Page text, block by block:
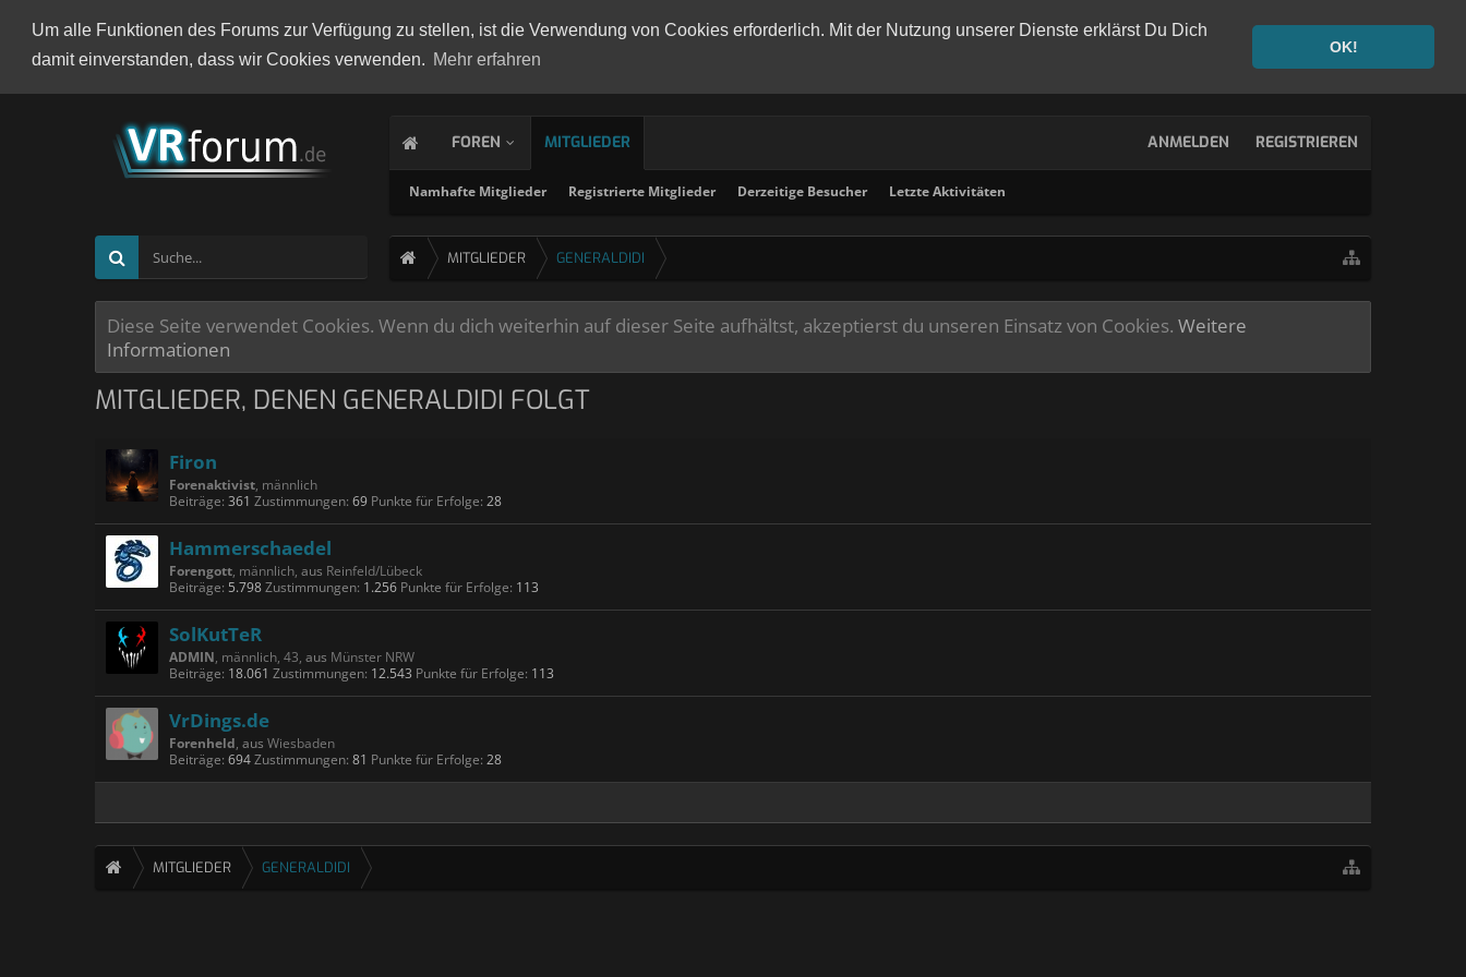
Um alle Funktionen des Forums zur Verfügung zu stellen, ist die Verwendung von Cookies erforderlich. Mit der Nutzung unserer Dienste erklärst Du Dich
damit einverstanden, dass wir Cookies verwenden. Mehr erfahren
OK!
FOREN MITGLIEDER
Namhafte Mitglieder Registrierte Mitglieder Derzeitige Besucher Letzte Aktivitäten
ANMELDEN REGISTRIEREN
MITGLIEDER GENERALDIDI
Diese Seite verwendet Cookies. Wenn du dich weiterhin auf dieser Seite aufhältst, akzeptierst du unseren Einsatz von Cookies. Weitere
Informationen
MITGLIEDER, DENEN GENERALDIDI FOLGT
Firon
Forenaktivist, männlich
Beiträge: 361 Zustimmungen: 69 Punkte für Erfolge: 28
Hammerschaedel
Forengott, männlich, aus Reinfeld/Lübeck
Beiträge: 5.798Zustimmungen: 1.256 Punkte für Erfolge: 113
SolKutTeR
ADMIN, männlich, 43, aus Münster NRW
Beiträge: 18.061 Zustimmungen: 12.543 Punkte für Erfolge: 113
VrDings.de
Forenheld, aus Wiesbaden
Beiträge: 694Zustimmungen: 81 Punkte für Erfolge: 28
MITGLIEDER GENERALDIDI